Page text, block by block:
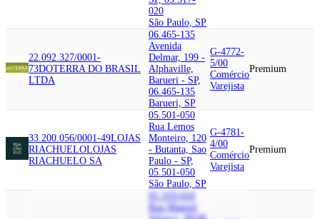
020
São Paulo, SP
22.092.327/0001-
73DOTERRA DO BRASIL
LTDA
06.465-135
Avenida
Delmar, 199 -
Alphaville,
Barueri - SP,
06.465-135
Barueri, SP
G-4772-
5/00
Comércio
Varejista
Premium
33.200.056/0001-49LOJAS
RIACHUELOLOJAS
RIACHUELO SA
05.501-050
Rua Lemos
Monteiro, 120
- Butanta, Sao
Paulo - SP,
05.501-050
São Paulo, SP
G-4781-
4/00
Comércio
Varejista
Premium
05.319-010
Rua Manoel